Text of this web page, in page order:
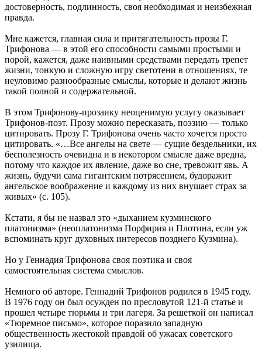
достоверность, подлинность, своя необходимая и неизбежная
правда.
Мне кажется, главная сила и притягательность прозы Г.
Трифонова — в этой его способности самыми простыми и
порой, кажется, даже наивными средствами передать трепет
жизни, тонкую и сложную игру светотени в отношениях, те
неуловимо разнообразные смыслы, которые и делают жизнь
такой полной и содержательной.
В этом Трифонову-прозаику неоценимую услугу оказывает
Трифонов-поэт. Прозу можно пересказать, поэзию — только
цитировать. Прозу Г. Трифонова очень часто хочется просто
цитировать. «…Все ангелы на свете — сущие бездельники, их
бесполезность очевидна и в некотором смысле даже вредна,
потому что каждое их явление, даже во сне, тревожит явь. А
жизнь, будучи сама гигантским потрясением, будоражит
ангельское воображение и каждому из них внушает страх за
живых» (с. 105).
Кстати, я бы не назвал это «дыханием кузминского
платонизма» (неоплатонизма Порфирия и Плотина, если уж
вспоминать круг духовных интересов позднего Кузмина).
Но у Геннадия Трифонова своя поэтика и своя
самостоятельная система смыслов.
Немного об авторе. Геннадий Трифонов родился в 1945 году.
В 1976 году он был осужден по пресловутой 121-й статье и
прошел четыре тюрьмы и три лагеря. За решеткой он написал
«Тюремное письмо», которое поразило западную
общественность жестокой правдой об ужасах советского
узилища.